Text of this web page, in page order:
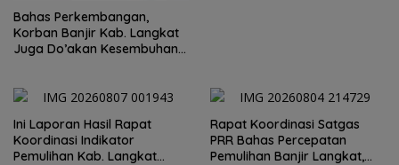
Bahas Perkembangan,
Korban Banjir Kab. Langkat
Juga Do’akan Kesembuhan
Ini Laporan Hasil Rapat
Koordinasi Indikator
Pemulihan Kab. Langkat
Rapat Koordinasi Satgas
PRR Bahas Percepatan
Pemulihan Banjir Langkat,